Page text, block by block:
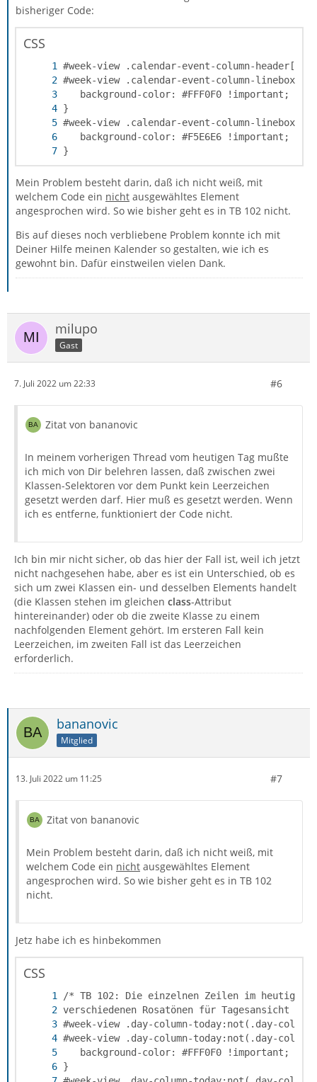
bisheriger Code:
CSS
}
Mein Problem besteht darin, daß ich nicht weiß, mit
welchem Code ein nicht ausgewähltes Element
angesprochen wird. So wie bisher geht es in TB 102 nicht.
Bis auf dieses noch verbliebene Problem konnte ich mit
Deiner Hilfe meinen Kalender so gestalten, wie ich es
gewohnt bin. Dafür einstweilen vielen Dank.
milupo
Gast
7. Juli 2022 um 22:33 #6
Zitat von bananovic
In meinem vorherigen Thread vom heutigen Tag mußte
ich mich von Dir belehren lassen, daß zwischen zwei
Klassen-Selektoren vor dem Punkt kein Leerzeichen
gesetzt werden darf. Hier muß es gesetzt werden. Wenn
ich es entferne, funktioniert der Code nicht.
Ich bin mir nicht sicher, ob das hier der Fall ist, weil ich jetzt
nicht nachgesehen habe, aber es ist ein Unterschied, ob es
sich um zwei Klassen ein- und desselben Elements handelt
(die Klassen stehen im gleichen class-Attribut
hintereinander) oder ob die zweite Klasse zu einem
nachfolgenden Element gehört. Im ersteren Fall kein
Leerzeichen, im zweiten Fall ist das Leerzeichen
erforderlich.
bananovic
Mitglied
13. Juli 2022 um 11:25 #7
Zitat von bananovic
Mein Problem besteht darin, daß ich nicht weiß, mit
welchem Code ein nicht ausgewähltes Element
angesprochen wird. So wie bisher geht es in TB 102
nicht.
Jetz habe ich es hinbekommen
CSS